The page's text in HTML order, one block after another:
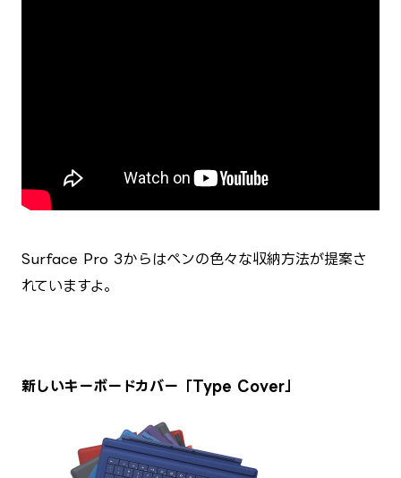
Surface Pro 3からはペンの色々な収納方法が提案さ
れていますよ。
新しいキーボードカバー「Type Cover」